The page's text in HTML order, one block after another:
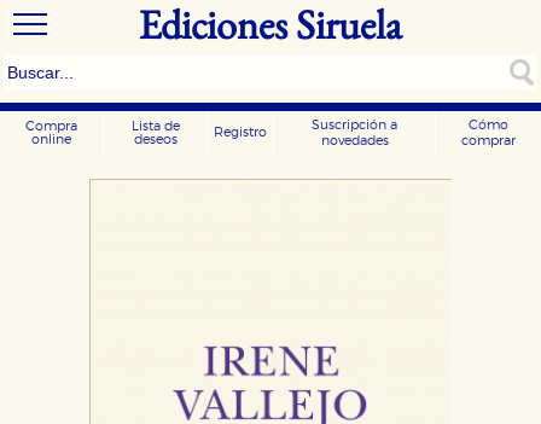
Ediciones Siruela
Compra
online
Lista de
deseos
Registro
Suscripción a
novedades
Cómo
comprar